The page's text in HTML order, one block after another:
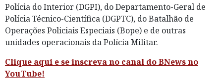
Polícia do Interior (DGPI), do Departamento-Geral de
Polícia Técnico-Científica (DGPTC), do Batalhão de
Operações Policiais Especiais (Bope) e de outras
unidades operacionais da Polícia Militar.
Clique aqui e se inscreva no canal do BNews no
YouTube!